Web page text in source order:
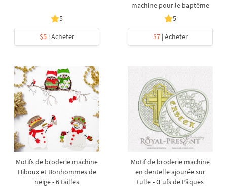
5
$5| Acheter
machine pour le baptême
5
$7| Acheter
Motifs de broderie machine
Hiboux et Bonhommes de
neige - 6 tailles
Motif de broderie machine
en dentelle ajourée sur
tulle - Œufs de Pâques